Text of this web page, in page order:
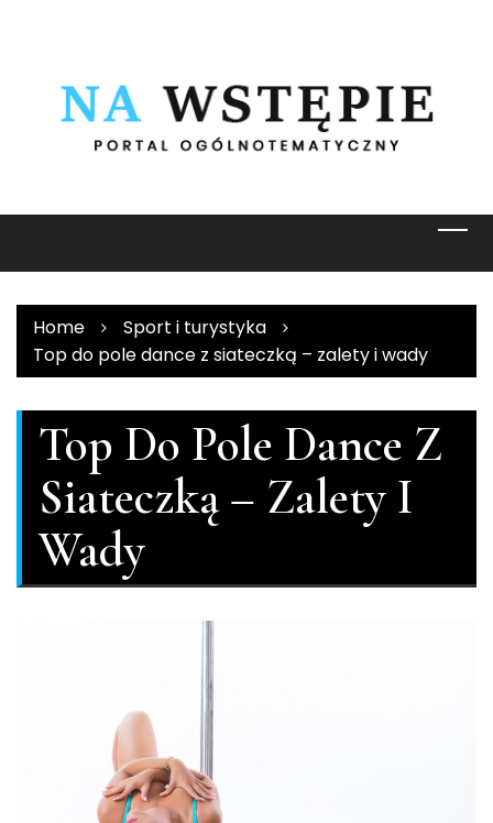
Home
Sport i turystyka
Top do pole dance z siateczką – zalety i wady
Top Do Pole Dance Z
Siateczką – Zalety I
Wady